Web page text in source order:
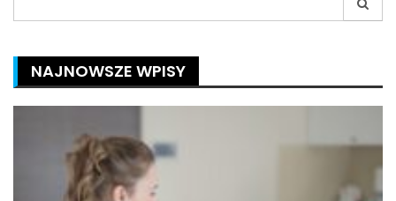
for:
NAJNOWSZE WPISY